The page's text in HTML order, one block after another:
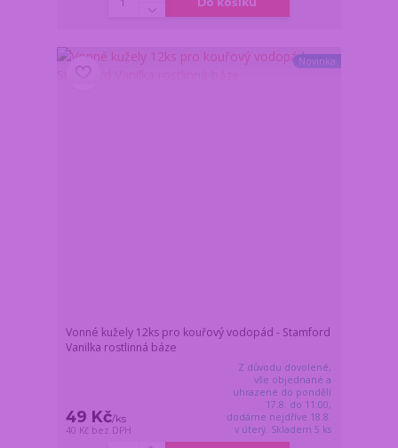
Novinka
Vonné kužely 12ks pro kouřový vodopád - Stamford
Vanilka rostlinná báze
49 Kč/ks
40 Kč bez DPH
Z důvodu dovolené,
vše objednané a
uhrazené do pondělí
17.8. do 11:00,
dodáme nejdříve 18.8.
v úterý. Skladem 5 ks